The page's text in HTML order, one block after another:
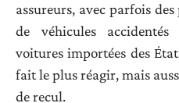
assureurs, avec parfois
de véhicules
voitures importées des
fait le plus réagir, mais
de recul.